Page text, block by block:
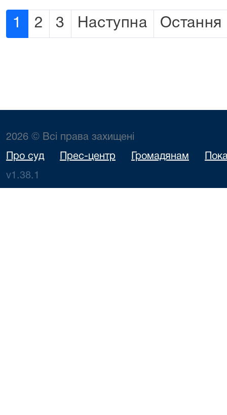
1 2 3 Наступна Остання
2026 © Всі права захищені
Про суд Прес-центр Громадянам
v1.38.1